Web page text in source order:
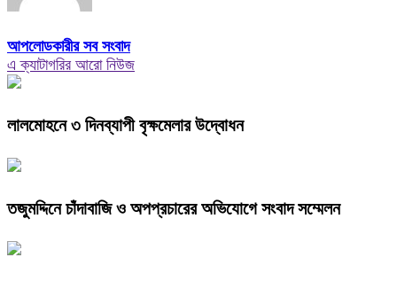
আপলোডকারীর সব সংবাদ
এ ক্যাটাগরির আরো নিউজ
লালমোহনে ৩ দিনব্যাপী বৃক্ষমেলার উদ্বোধন
তজুমদ্দিনে চাঁদাবাজি ও অপপ্রচারের অভিযোগে সংবাদ সম্মেলন